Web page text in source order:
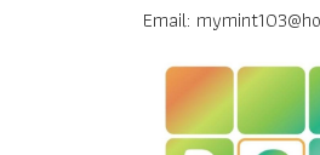
Email: